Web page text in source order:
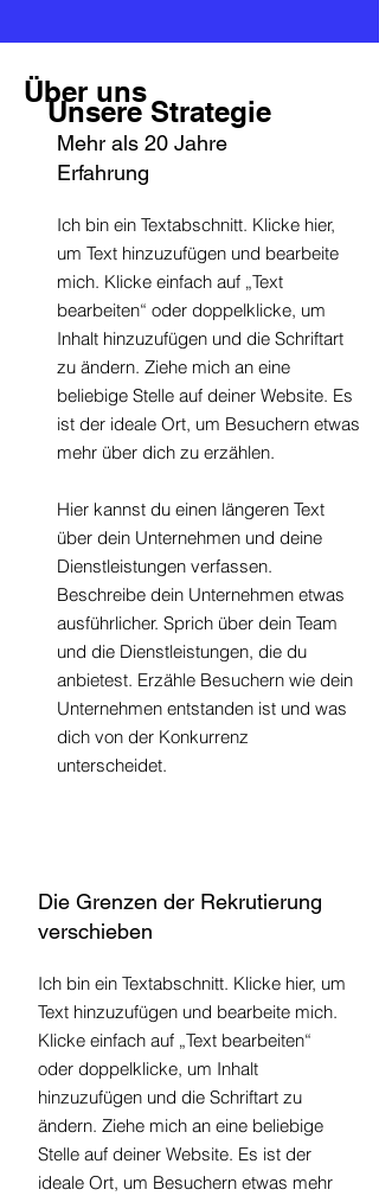
Über uns
Unsere Strategie
Mehr als 20 Jahre
Erfahrung
Ich bin ein Textabschnitt. Klicke hier,
um Text hinzuzufügen und bearbeite
mich. Klicke einfach auf „Text
bearbeiten“ oder doppelklicke, um
Inhalt hinzuzufügen und die Schriftart
zu ändern. Ziehe mich an eine
beliebige Stelle auf deiner Website. Es
ist der ideale Ort, um Besuchern etwas
mehr über dich zu erzählen.
Hier kannst du einen längeren Text
über dein Unternehmen und deine
Dienstleistungen verfassen.
Beschreibe dein Unternehmen etwas
ausführlicher. Sprich über dein Team
und die Dienstleistungen, die du
anbietest. Erzähle Besuchern wie dein
Unternehmen entstanden ist und was
dich von der Konkurrenz
unterscheidet.
Die Grenzen der Rekrutierung
verschieben
Ich bin ein Textabschnitt. Klicke hier, um
Text hinzuzufügen und bearbeite mich.
Klicke einfach auf „Text bearbeiten“
oder doppelklicke, um Inhalt
hinzuzufügen und die Schriftart zu
ändern. Ziehe mich an eine beliebige
Stelle auf deiner Website. Es ist der
ideale Ort, um Besuchern etwas mehr